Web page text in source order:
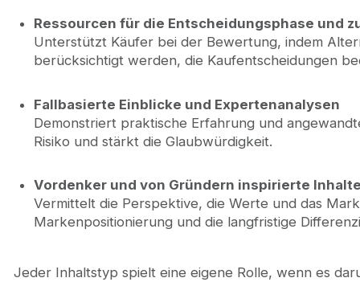
Ressourcen für die Entscheidungsphase und
Unterstützt Käufer bei der Bewertung, indem
berücksichtigt werden, die Kaufentscheidungen
Fallbasierte Einblicke und Expertenanalysen
Demonstriert praktische Erfahrung und
Risiko und stärkt die Glaubwürdigkeit.
Vordenker und von Gründern inspirierte
Vermittelt die Perspektive, die Werte und das
Markenpositionierung und die langfristige
Jeder Inhaltstyp spielt eine eigene Rolle, wenn es